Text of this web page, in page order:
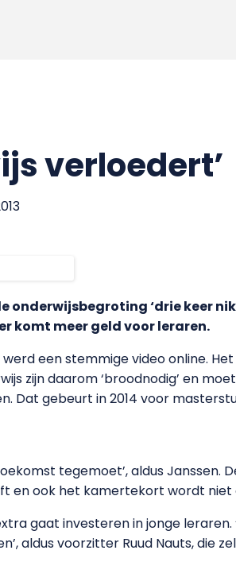
verloedert’
onderwijsbegroting ‘drie keer
komt meer geld voor leraren.
een stemmige video online. Het
zijn daarom ‘broodnodig’ en
Dat gebeurt in 2014 voor
tegemoet’, aldus Janssen.
en ook het kamertekort wordt niet
gaat investeren in jonge
aldus voorzitter Ruud Nauts, die